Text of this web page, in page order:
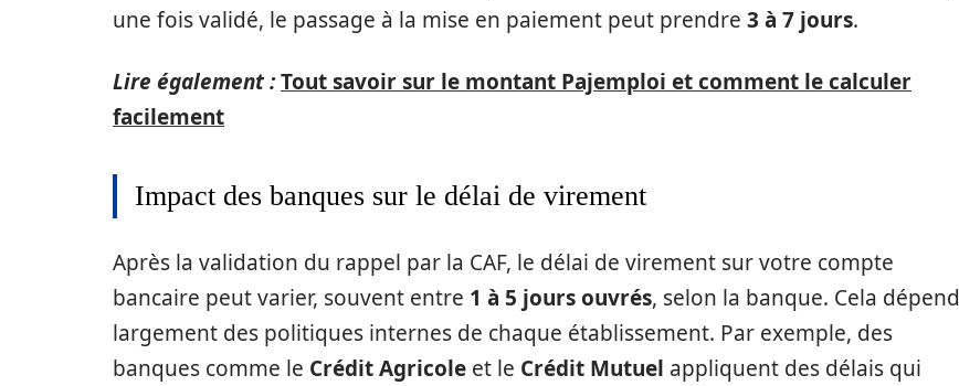
une fois validé, le passage à la mise en paiement peut prendre 3 à 7 jours.
Lire également :Tout savoir sur le montant Pajemploi et comment le calculer
facilement
Impact des banques sur le délai de virement
Après la validation du rappel par la CAF, le délai de virement sur votre compte
bancaire peut varier, souvent entre 1 à 5 jours ouvrés, selon la banque. Cela dépend
largement des politiques internes de chaque établissement. Par exemple, des
banques comme le Crédit Agricole et le Crédit Mutuel appliquent des délais qui